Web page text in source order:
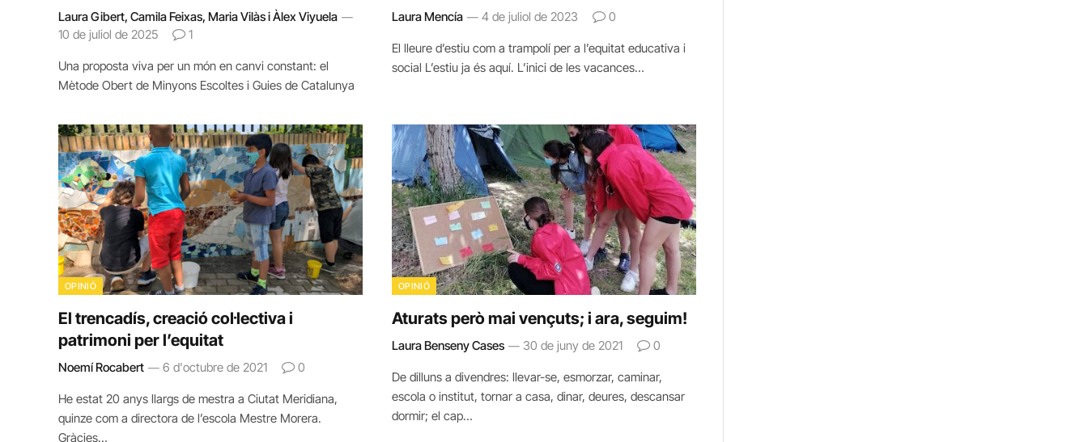
Laura Gibert, Camila Feixas, Maria Vilàs i Àlex Viyuela
10 de juliol de 2025
1
Una proposta viva per un món en canvi constant: el
Mètode Obert de Minyons Escoltes i Guies de Catalunya
Laura Mencía 4 de juliol de 2023 0
El lleure d’estiu com a trampolí per a l’equitat educativa i
social L’estiu ja és aquí. L’inici de les vacances…
OPINIÓ
El trencadís, creació col·lectiva i
patrimoni per l’equitat
Noemí Rocabert 6 d'octubre de 2021 0
He estat 20 anys llargs de mestra a Ciutat Meridiana,
quinze com a directora de l’escola Mestre Morera.
Gràcies…
OPINIÓ
Aturats però mai vençuts; i ara, seguim!
Laura Benseny Cases 30 de juny de 2021 0
De dilluns a divendres: llevar-se, esmorzar, caminar,
escola o institut, tornar a casa, dinar, deures, descansar
dormir; el cap…